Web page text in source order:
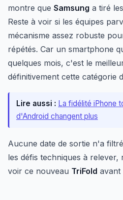
montre que Samsung a tiré
Reste à voir si les équipes
mécanisme assez robuste
répétés. Car un smartphone
quelques mois, c'est le
définitivement cette catégorie
Lire aussi : La fidélité iPhone
d'Android changent plus
Aucune date de sortie n'a
les défis techniques à relever,
voir ce nouveau TriFold avant